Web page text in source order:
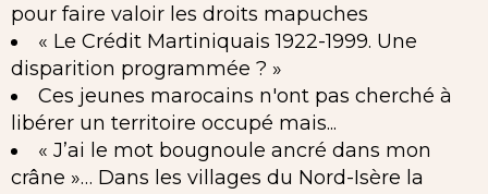
pour faire valoir les droits mapuches
« Le Crédit Martiniquais 1922-1999. Une
disparition programmée ? »
Ces jeunes marocains n'ont pas cherché à
libérer un territoire occupé mais...
« J’ai le mot bougnoule ancré dans mon
crâne »… Dans les villages du Nord-Isère la